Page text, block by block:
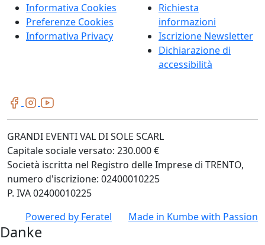
Informativa Cookies
Preferenze Cookies
Informativa Privacy
Richiesta
informazioni
Iscrizione Newsletter
Dichiarazione di
accessibilità
GRANDI EVENTI VAL DI SOLE SCARL
Capitale sociale versato: 230.000 €
Società iscritta nel Registro delle Imprese di TRENTO,
numero d'iscrizione: 02400010225
P. IVA 02400010225
Powered by Feratel Made in Kumbewith Passion
Danke